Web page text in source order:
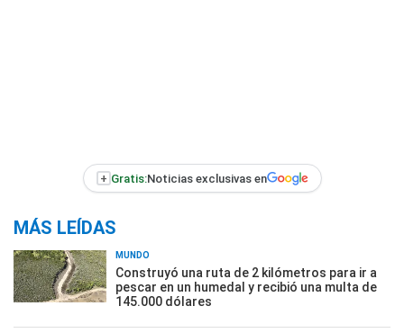
+ Gratis:Noticias exclusivas en
MÁS LEÍDAS
MUNDO
Construyó una ruta de 2 kilómetros para ir a
pescar en un humedal y recibió una multa de
145.000 dólares